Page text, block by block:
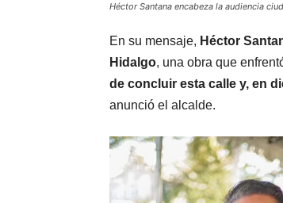
Héctor Santana encabeza la audiencia
En su mensaje, Héctor
Hidalgo, una obra que
de concluir esta calle y, en
anunció el alcalde.